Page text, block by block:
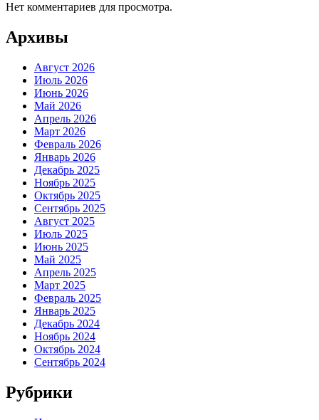
Нет комментариев для просмотра.
Архивы
Август 2026
Июль 2026
Июнь 2026
Май 2026
Апрель 2026
Март 2026
Февраль 2026
Январь 2026
Декабрь 2025
Ноябрь 2025
Октябрь 2025
Сентябрь 2025
Август 2025
Июль 2025
Июнь 2025
Май 2025
Апрель 2025
Март 2025
Февраль 2025
Январь 2025
Декабрь 2024
Ноябрь 2024
Октябрь 2024
Сентябрь 2024
Рубрики